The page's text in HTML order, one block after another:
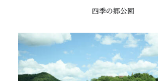
四季の郷公園